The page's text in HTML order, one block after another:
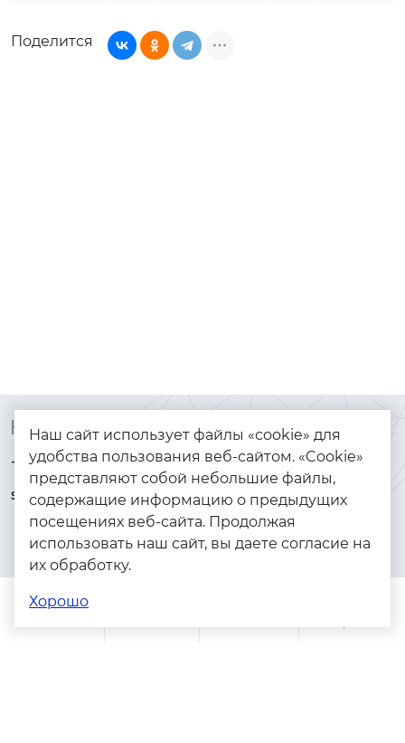
Поделится
Контакты
+7 (925) 144-64-73
serebryanyye.grani@mail.ru
Каталог
Браслеты
Золото
Серебро
Помощь
Наш сайт использует файлы «cookie» для
удобства пользования веб-сайтом. «Cookie»
представляют собой небольшие файлы,
содержащие информацию о предыдущих
посещениях веб-сайта. Продолжая
использовать наш сайт, вы даете согласие на
их обработку.
Хорошо